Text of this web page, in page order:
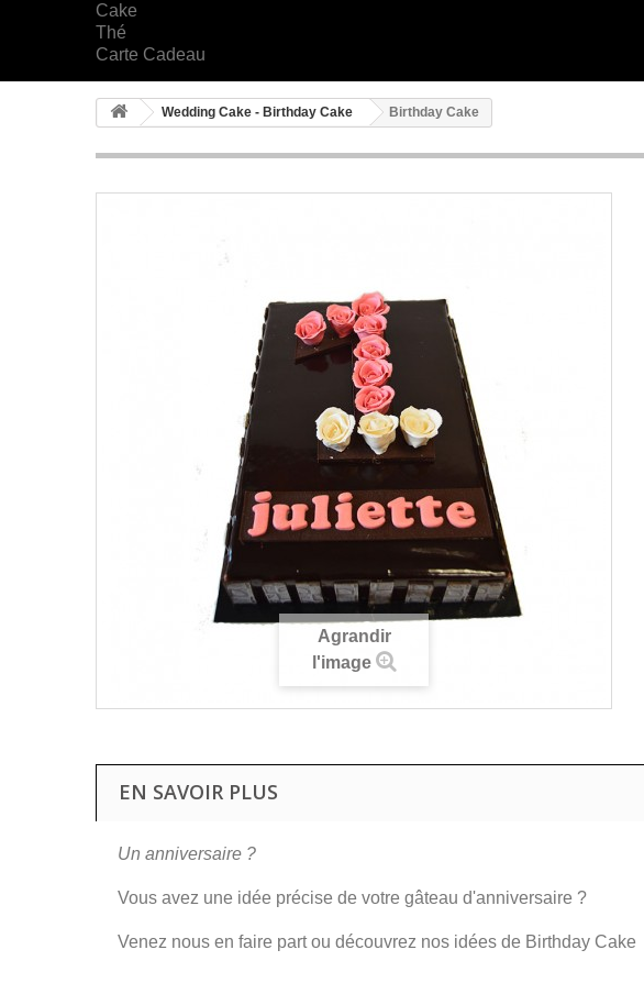
Cake
Thé
Carte Cadeau
Wedding Cake - Birthday Cake Birthday Cake
Agrandir
l'image
EN SAVOIR PLUS
Un anniversaire ?
Vous avez une idée précise de votre gâteau d'anniversaire ?
Venez nous en faire part ou découvrez nos idées de Birthday Cake